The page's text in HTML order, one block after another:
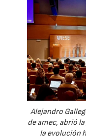
Alejandro
de amec, abrió
la evolución